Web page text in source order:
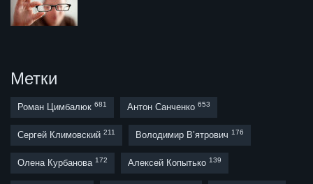
Метки
Роман Цимбалюк 681 Антон Санченко 653
Сергей Климовский 211 Володимир В’ятрович 176
Олена Курбанова 172 Алексей Копытько 139